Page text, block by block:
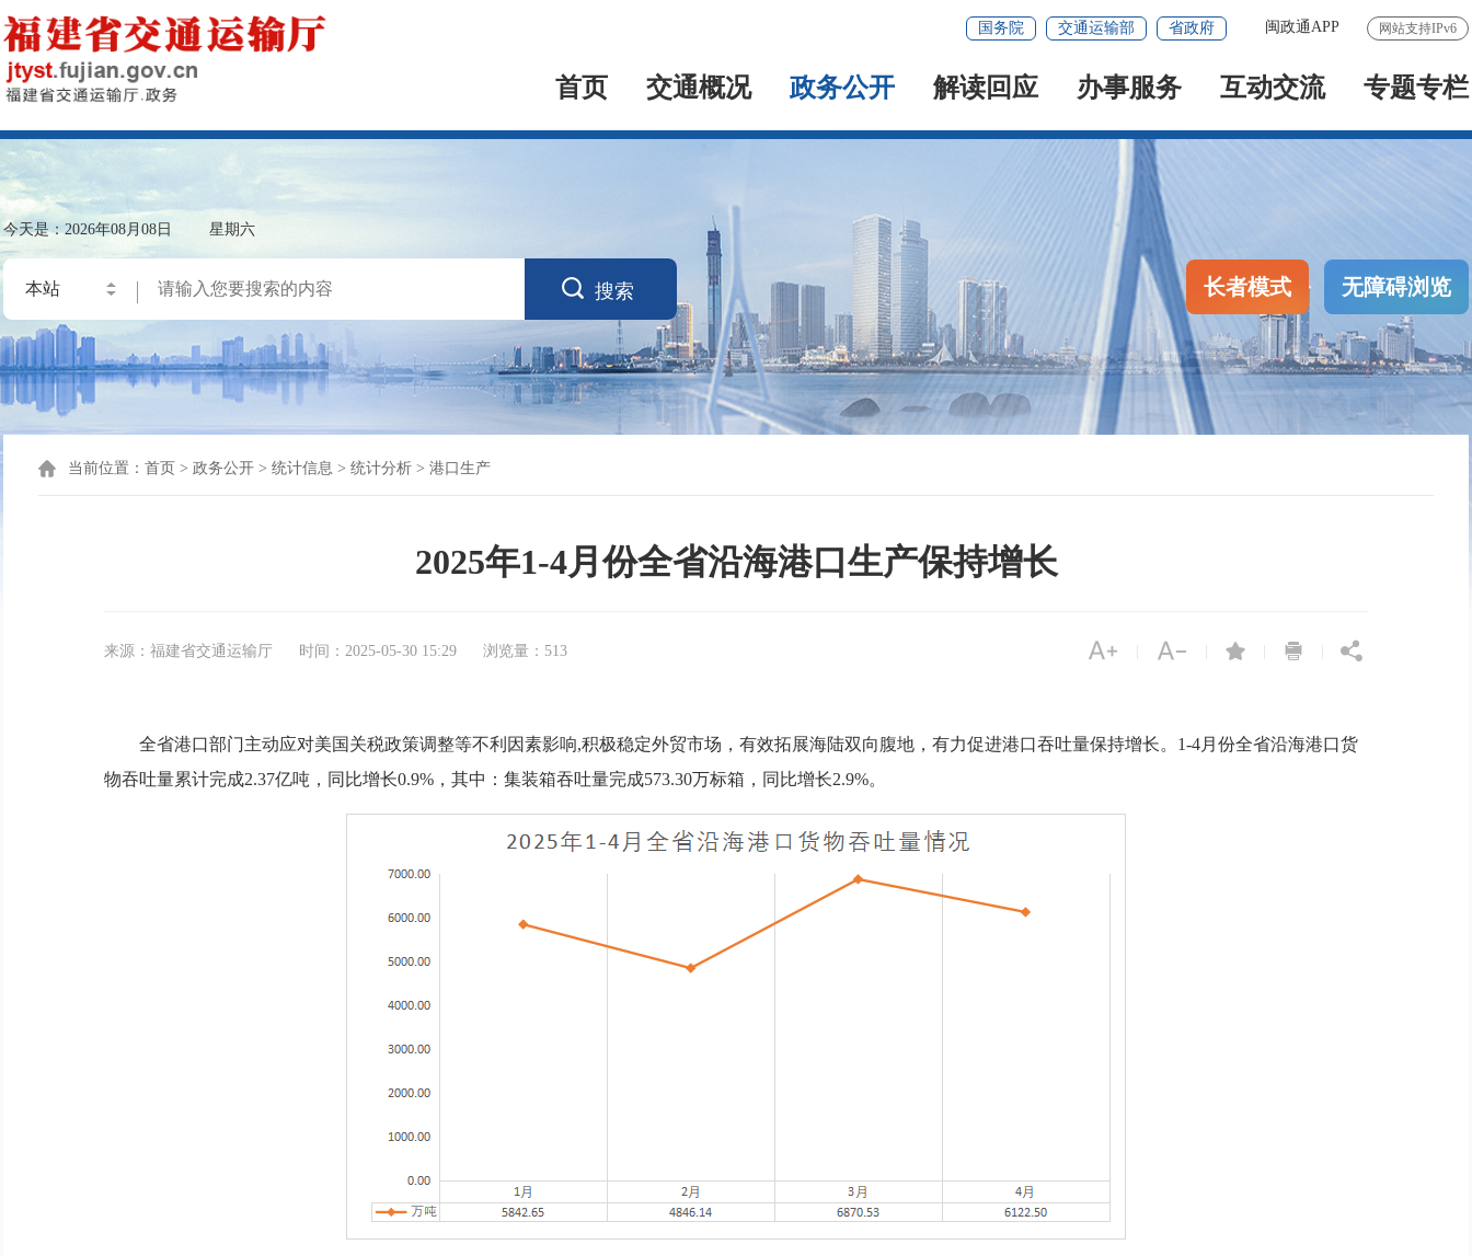
网站支持IPv6
闽政通APP
国务院 交通运输部 省政府
首页 交通概况 政务公开 解读回应 办事服务 互动交流 专题专栏
今天是：2026年08月08日 星期六
 搜索 长者模式 无障碍浏览
当前位置：首页 >政务公开 >统计信息 >统计分析 >港口生产
2025年1-4月份全省沿海港口生产保持增长
来源：福建省交通运输厅 时间：2025-05-30 15:29 浏览量： 513     
全省港口部门主动应对美国关税政策调整等不利因素影响,积极稳定外贸市场，有效拓展海陆双向腹地，有力促进港口吞吐量保持增长。1-4月份全省沿海港口货
物吞吐量累计完成2.37亿吨，同比增长0.9%，其中：集装箱吞吐量完成573.30万标箱，同比增长2.9%。